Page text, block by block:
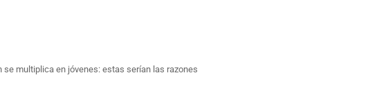
se multiplica en jóvenes: estas serían las razones